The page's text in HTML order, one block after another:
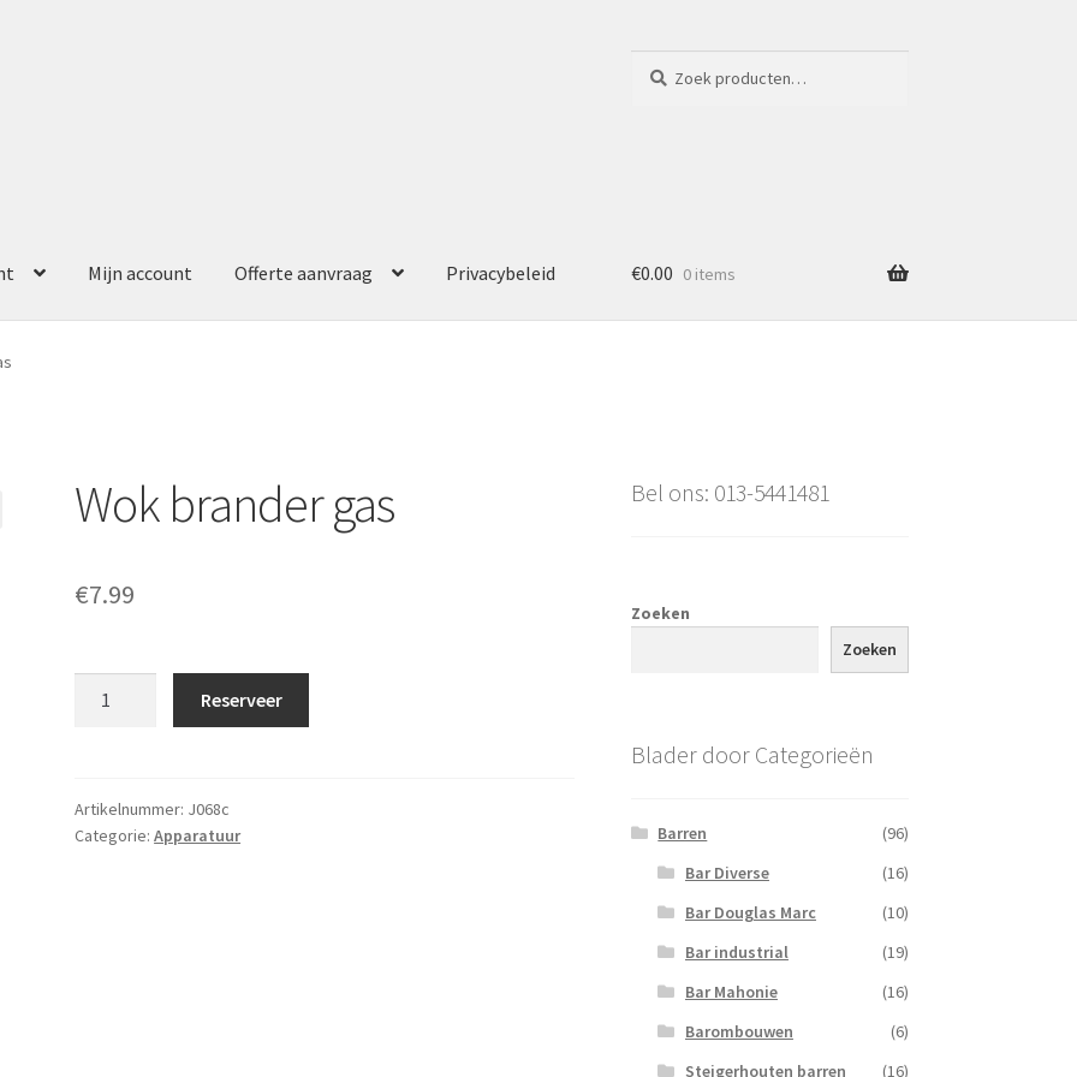
naar:
Mijn account Offerte aanvraag Privacybeleid €0.00 0 items
Wok brander gas
€7.99
Reserveer
Artikelnummer: J068c
Categorie:Apparatuur
Bel ons: 013-5441481
Zoeken
Zoeken
Blader door Categorieën
Barren
(96)
Bar Diverse
(16)
Bar Douglas Marc
(10)
Bar industrial
(19)
Bar Mahonie
(16)
Barombouwen
(6)
Steigerhouten barren
(16)